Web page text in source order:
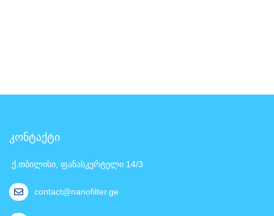
კონტაქტი
ქ.თბილისი, ფანასკერტელი 14/3
contact@nanofilter.ge